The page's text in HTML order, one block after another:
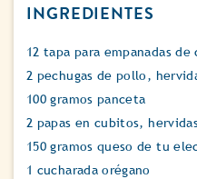
INGREDIENTES
12 tapa para empanadas
2 pechugas de pollo,
100 gramos panceta
2 papas en cubitos,
150 gramos queso de tu
1 cucharada orégano